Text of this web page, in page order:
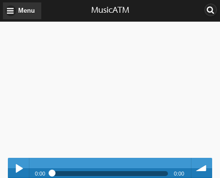
Menu MusicATM
0:00 0:00